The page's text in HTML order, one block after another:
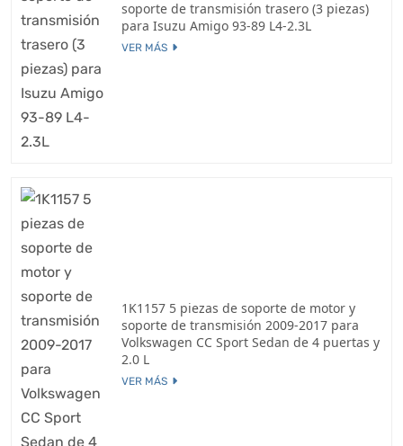
soporte de transmisión trasero (3 piezas)
para Isuzu Amigo 93-89 L4-2.3L
VER MÁS
1K1157 5 piezas de soporte de motor y
soporte de transmisión 2009-2017 para
Volkswagen CC Sport Sedan de 4 puertas y
2.0 L
VER MÁS